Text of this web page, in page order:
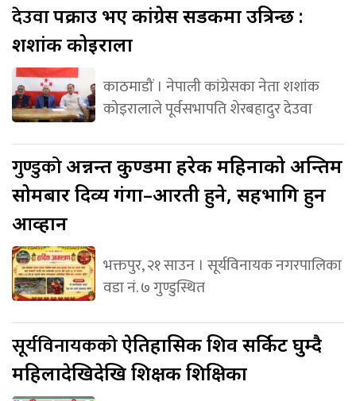
देउवापक्राउ भए कांग्रेस सडकमा उत्रिन्छ :
शशांक कोइराला
काठमाडौं । नेपाली कांग्रेसका नेता शशांक
कोइरालाले पूर्वसभापति शेरबहादुर देउवा
गुण्डुकोअन्नन्त कुण्डमा हरेक महिनाको अन्तिम
सोमबार दिव्य गंगा–आरती हुने, सहभागि हुन
आव्हान
भक्तपुर, २१ साउन । सूर्यविनायक नगरपालिका
वडा नं. ७ गुण्डुस्थित
सूर्यविनायककोऐतिहासिक शिव सर्किट घुम्दै
महिलादेखिदेखि शिक्षक शिक्षिका